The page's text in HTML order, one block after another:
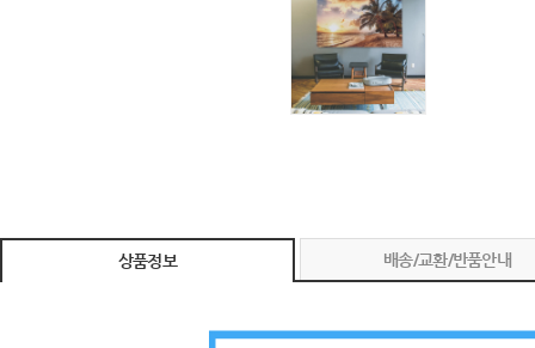
상품정보 배송/교환/반품안내